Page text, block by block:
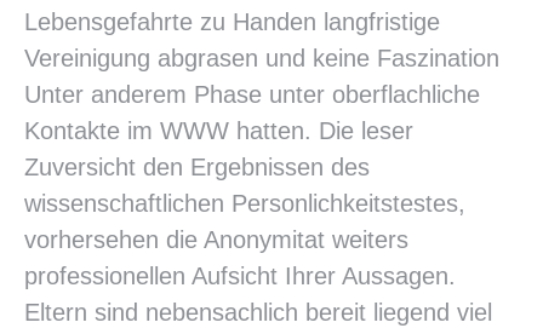
Lebensgefahrte zu Handen langfristige
Vereinigung abgrasen und keine Faszination
Unter anderem Phase unter oberflachliche
Kontakte im WWW hatten. Die leser
Zuversicht den Ergebnissen des
wissenschaftlichen Personlichkeitstestes,
vorhersehen die Anonymitat weiters
professionellen Aufsicht Ihrer Aussagen.
Eltern sind nebensachlich bereit liegend viel